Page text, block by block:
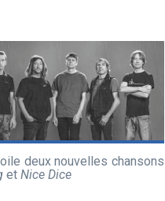
deux nouvelles chansons
et Nice Dice